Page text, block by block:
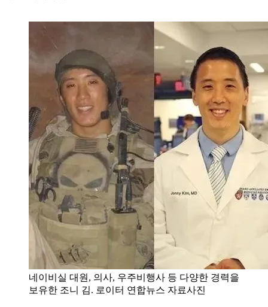
네이비실 대원, 의사, 우주비행사 등 다양한 경력을
보유한 조니 김. 로이터 연합뉴스 자료사진